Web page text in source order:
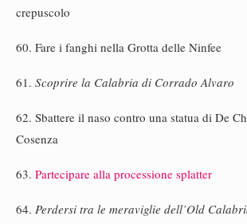
crepuscolo
60. Fare i fanghi nella Grotta delle Ninfee
61. Scoprire la Calabria di Corrado Alvaro
62. Sbattere il naso contro una statua di De
Cosenza
63. Partecipare alla processione splatter
64. Perdersi tra le meraviglie dell’Old